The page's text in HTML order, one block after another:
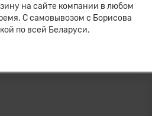
на сайте компании в любом
С самовывозом с Борисова
по всей Беларуси.